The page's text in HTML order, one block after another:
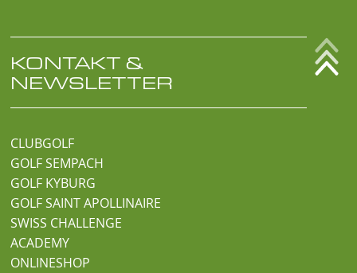
KONTAKT &
NEWSLETTER
CLUBGOLF
GOLF SEMPACH
GOLF KYBURG
GOLF SAINT APOLLINAIRE
SWISS CHALLENGE
ACADEMY
ONLINESHOP